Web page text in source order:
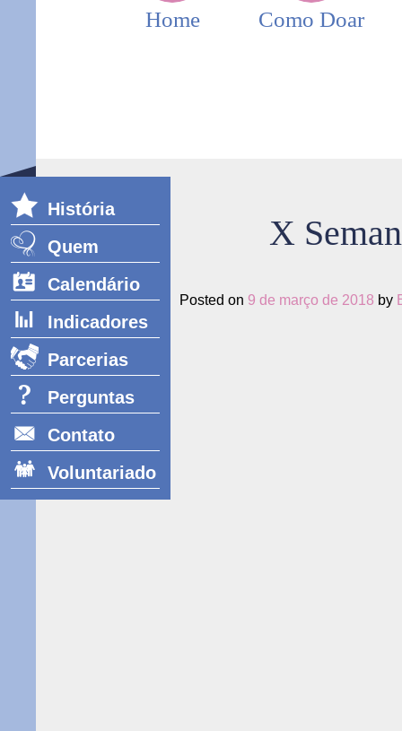
Home Como Doar
História
Quem
somosCalendário
Indicadores
Parcerias
Perguntas
Frequentes
Contato
Voluntariado
X
Posted on 9 de março de 2018 by